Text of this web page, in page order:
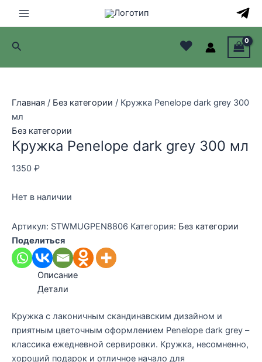
Main
Menu
Поиск ♥
Главная / Без категории / Кружка Penelope dark grey 300
мл
Без категории
Кружка Penelope dark grey 300 мл
1350 ₽
Нет в наличии
Артикул: STWMUGPEN8806 Категория: Без категории
Поделиться
Описание
Детали
Кружка с лаконичным скандинавским дизайном и
приятным цветочным оформлением Penelope dark grey –
классика ежедневной сервировки. Кружка, несомненно,
хороший подарок и отличное начало для